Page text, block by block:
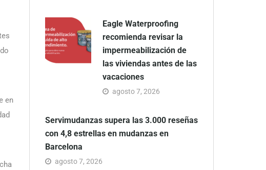
en
Eagle Waterproofing
recomienda revisar la
impermeabilización de
las viviendas antes de las
vacaciones
agosto 7, 2026
Servimudanzas supera las 3.000 reseñas
con 4,8 estrellas en mudanzas en
Barcelona
agosto 7, 2026